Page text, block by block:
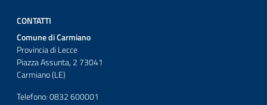
CONTATTI
Comune di Carmiano
Provincia di Lecce
Piazza Assunta, 2 73041
Carmiano (LE)
Telefono: 0832 600001